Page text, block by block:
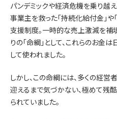
パンデミックや経済危機を乗り越
事業主を救った「持続化給付金」
支援制度。一時的な売上激減を補
りの「命綱」として、これらのお
して使われました。
しかし、この命綱には、多くの経
迎えるまで気づかない、極めて残
られていました。